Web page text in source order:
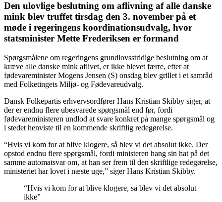
Den ulovlige beslutning om aflivning af alle danske
mink blev truffet tirsdag den 3. november på et
møde i regeringens koordinationsudvalg, hvor
statsminister Mette Frederiksen er formand
Spørgsmålene om regeringens grundlovsstridige beslutning om at
kræve alle danske mink aflivet, er ikke blevet færre, efter at
fødevareminister Mogens Jensen (S) onsdag blev grillet i et samråd
med Folketingets Miljø- og Fødevareudvalg.
Dansk Folkepartis erhvervsordfører Hans Kristian Skibby siger, at
der er endnu flere ubesvarede spørgsmål end før, fordi
fødevareministeren undlod at svare konkret på mange spørgsmål og
i stedet henviste til en kommende skriftlig redegørelse.
“Hvis vi kom for at blive klogere, så blev vi det absolut ikke. Der
opstod endnu flere spørgsmål, fordi ministeren hang sin hat på det
samme automatsvar om, at han ser frem til den skriftlige redegørelse,
ministeriet har lovet i næste uge,” siger Hans Kristian Skibby.
“Hvis vi kom for at blive klogere, så blev vi det absolut
ikke”